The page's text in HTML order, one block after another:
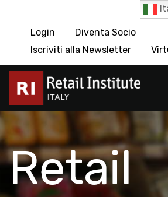
Login
Diventa Socio
Iscriviti alla Newsletter
Retail